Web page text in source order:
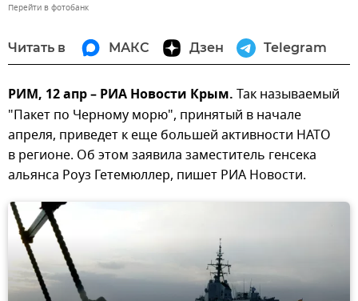
Перейти в фотобанк
Читать в МАКС Дзен Telegram
РИМ, 12 апр – РИА Новости Крым. Так называемый
"Пакет по Черному морю", принятый в начале
апреля, приведет к еще большей активности НАТО
в регионе. Об этом заявила заместитель генсека
альянса Роуз Гетемюллер, пишет РИА Новости.